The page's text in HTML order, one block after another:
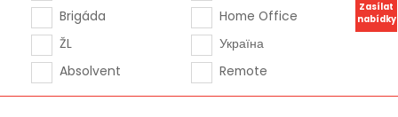
Zasílat
nabídky
Brigáda
ŽL
Absolvent
Home Office
Україна
Remote